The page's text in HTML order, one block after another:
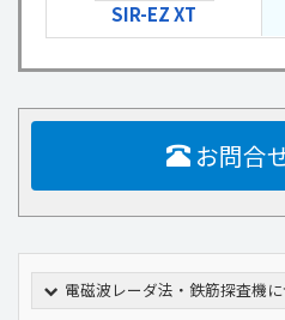
SIR-EZ XT
お問合
電磁波レーダ法・鉄筋探査機